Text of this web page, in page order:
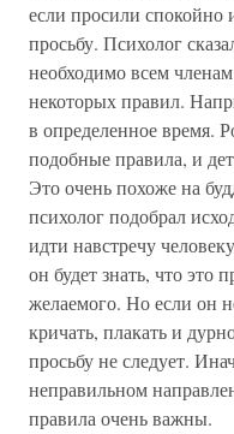
если просили
просьбу. Психолог
необходимо всем
некоторых правил.
в определенное время.
подобные правила, и
Это очень похоже на
психолог подобрал
идти навстречу
он будет знать, что это
желаемого. Но если он
кричать, плакать и
просьбу не следует.
неправильном
правила очень важны.